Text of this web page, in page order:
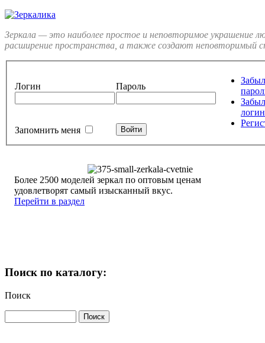
Зеркала — это наиболее простое и неповторимое украшение
расширение пространства, а также создают неповторимый
Логин Пароль
Запомнить меня
Более 2500 моделей зеркал по оптовым ценам
удовлетворят самый изысканный вкус.
Перейти в раздел
Поиск по каталогу:
Поиск